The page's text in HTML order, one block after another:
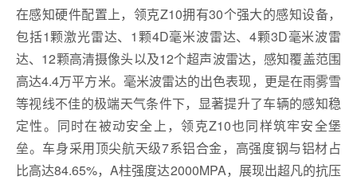
在感知硬件配置上，领克Z10拥有30个强大的感知设备，
包括1颗激光雷达、1颗4D毫米波雷达、4颗3D毫米波雷
达、12颗高清摄像头以及12个超声波雷达，感知覆盖范围
高达4.4万平方米。毫米波雷达的出色表现，更是在雨雾雪
等视线不佳的极端天气条件下，显著提升了车辆的感知稳
定性。同时在被动安全上，领克Z10也同样筑牢安全堡
垒。车身采用顶尖航天级7系铝合金，高强度钢与铝材占
比高达84.65%，A柱强度达2000MPA，展现出超凡的抗压